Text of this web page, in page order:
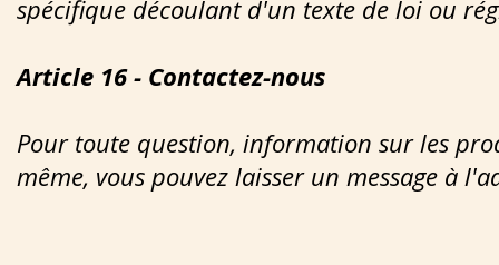
spécifique découlant d'un texte de loi ou
Article 16 - Contactez-nous
Pour toute question, information sur les
même, vous pouvez laisser un message à